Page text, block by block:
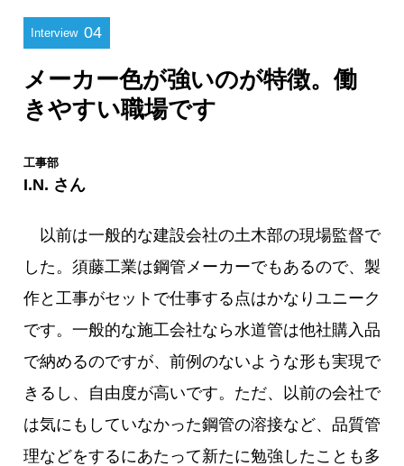
Interview 04
メーカー色が強いのが特徴。働
きやすい職場です
工事部
I.N. さん
以前は一般的な建設会社の土木部の現場監督で
した。須藤工業は鋼管メーカーでもあるので、製
作と工事がセットで仕事する点はかなりユニーク
です。一般的な施工会社なら水道管は他社購入品
で納めるのですが、前例のないような形も実現で
きるし、自由度が高いです。ただ、以前の会社で
は気にもしていなかった鋼管の溶接など、品質管
理などをするにあたって新たに勉強したことも多